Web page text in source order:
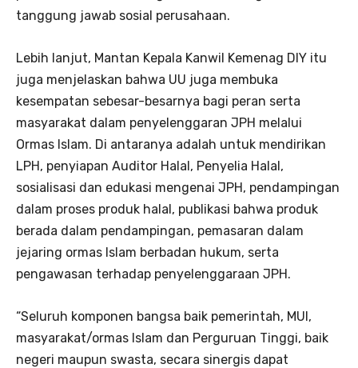
tanggung jawab sosial perusahaan.
Lebih lanjut, Mantan Kepala Kanwil Kemenag DIY itu
juga menjelaskan bahwa UU juga membuka
kesempatan sebesar-besarnya bagi peran serta
masyarakat dalam penyelenggaran JPH melalui
Ormas Islam. Di antaranya adalah untuk mendirikan
LPH, penyiapan Auditor Halal, Penyelia Halal,
sosialisasi dan edukasi mengenai JPH, pendampingan
dalam proses produk halal, publikasi bahwa produk
berada dalam pendampingan, pemasaran dalam
jejaring ormas Islam berbadan hukum, serta
pengawasan terhadap penyelenggaraan JPH.
“Seluruh komponen bangsa baik pemerintah, MUI,
masyarakat/ormas Islam dan Perguruan Tinggi, baik
negeri maupun swasta, secara sinergis dapat